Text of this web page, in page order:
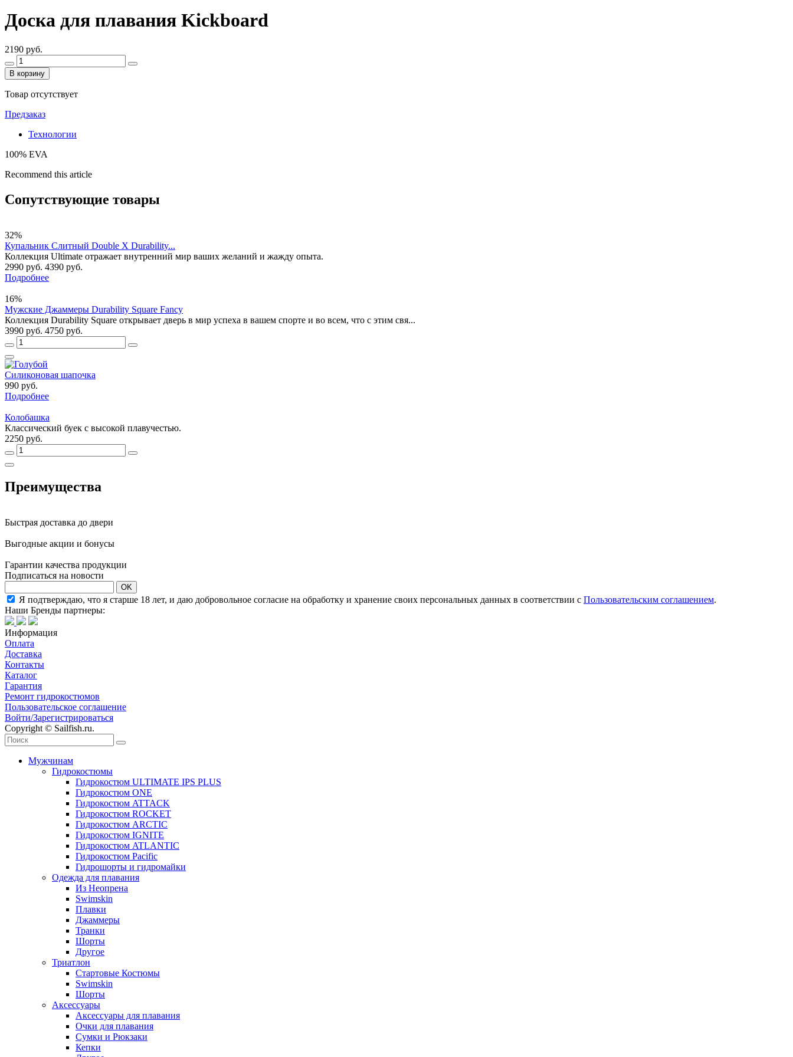
Доска для плавания Kickboard
2190 руб.
В корзину
Товар отсутствует
Предзаказ
Технологии
100% EVA
Recommend this article
Сопутствующие товары
32%
Купальник Слитный Double X Durability...
Коллекция Ultimate отражает внутренний мир ваших желаний и жажду опыта.
2990 руб. 4390 руб.
Подробнее
16%
Мужские Джаммеры Durability Square Fancy
Коллекция Durability Square открывает дверь в мир успеха в вашем спорте и во всем, что с этим свя...
3990 руб. 4750 руб.
Силиконовая шапочка
990 руб.
Подробнее
Колобашка
Классический буек с высокой плавучестью.
2250 руб.
Преимущества
Быстрая доставка до двери
Выгодные акции и бонусы
Гарантии качества продукции
Подписаться на новости
OK
Я подтверждаю, что я старше 18 лет, и даю добровольное согласие на обработку и хранение своих персональных данных в соответствии с Пользовательским соглашением.
Наши Бренды партнеры:
Информация
Оплата
Доставка
Контакты
Каталог
Гарантия
Ремонт гидрокостюмов
Пользовательское соглашение
Войти/Зарегистрироваться
Copyright © Sailfish.ru.
Мужчинам
Гидрокостюмы
Гидрокостюм ULTIMATE IPS PLUS
Гидрокостюм ONE
Гидрокостюм ATTACK
Гидрокостюм ROCKET
Гидрокостюм ARCTIC
Гидрокостюм IGNITE
Гидрокостюм ATLANTIC
Гидрокостюм Pacific
Гидрошорты и гидромайки
Одежда для плавания
Из Неопрена
Swimskin
Плавки
Джаммеры
Транки
Шорты
Другое
Триатлон
Стартовые Костюмы
Swimskin
Шорты
Аксессуары
Аксессуары для плавания
Очки для плавания
Сумки и Рюкзаки
Кепки